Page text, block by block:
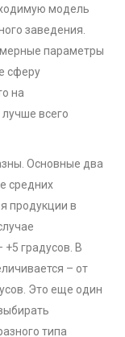
модель
заведения.
параметры
сферу
на
всего
Основные два
средних
продукции в
градусов. В
– от
Это еще один
типа